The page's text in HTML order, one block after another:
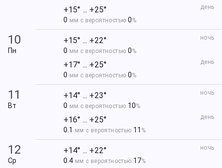
день
+15° ... +25°
0 мм с вероятностью 0%
10
Пн
ночь
+15° ... +22°
0 мм с вероятностью 0%
день
+17° ... +25°
0 мм с вероятностью 0%
11
Вт
ночь
+14° ... +23°
0 мм с вероятностью 10%
день
+16° ... +25°
0.1 мм с вероятностью 11 %
12
Ср
ночь
+14° ... +22°
0.4 мм с вероятностью 17%